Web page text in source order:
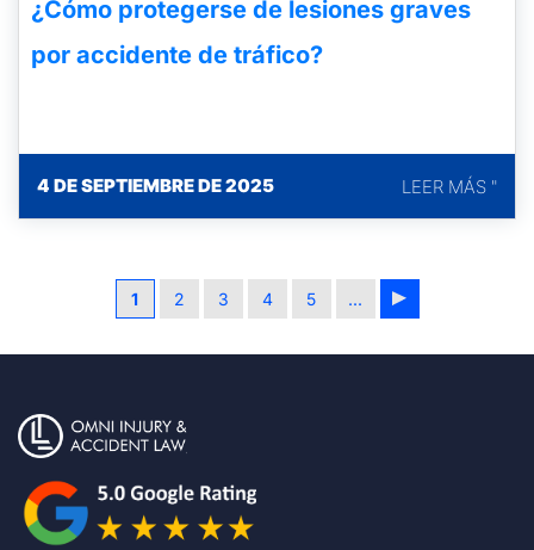
¿Cómo protegerse de lesiones graves
por accidente de tráfico?
4 DE SEPTIEMBRE DE 2025 LEER MÁS "
1 2 3 4 5 ...